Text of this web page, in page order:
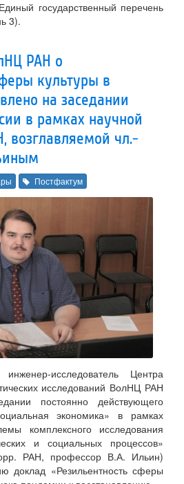
государственный перечень
3).
РАН о
культуры в
на заседании
в рамках научной
чл.-
Постфактум
исследователь Центра
исследований ВолНЦ РАН
постоянно действующего
экономика» в рамках
комплексного исследования
и социальных процессов»
РАН, профессор В.А. Ильин)
доклад «Резильентность сферы